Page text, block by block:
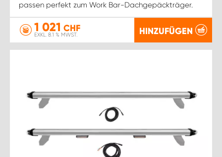
passen perfekt zum Work Bar-Dachgepäckträger.
1 021 CHF
EXKL. 8.1 % MWST. HINZUFÜGEN